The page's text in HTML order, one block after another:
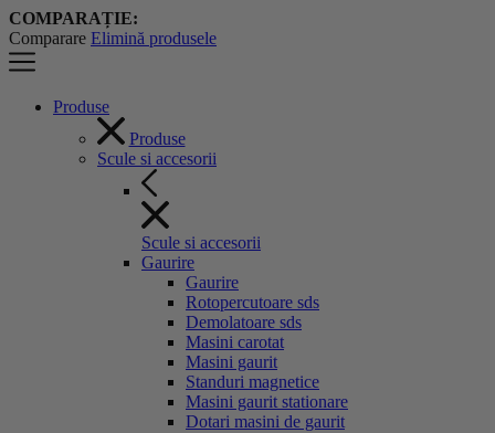
COMPARAȚIE:
Comparare Elimină produsele
Produse
Produse
Scule si accesorii
Scule si accesorii
Gaurire
Gaurire
Rotopercutoare sds
Demolatoare sds
Masini carotat
Masini gaurit
Standuri magnetice
Masini gaurit stationare
Dotari masini de gaurit